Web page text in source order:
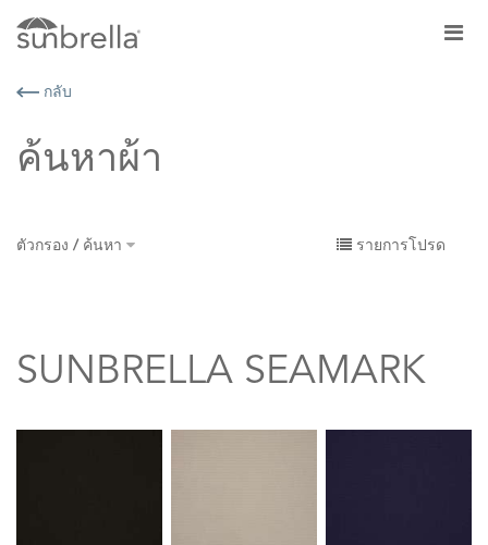
กลับ
ค้นหาผ้า
ตัวกรอง / ค้นหา รายการโปรด
SUNBRELLA SEAMARK